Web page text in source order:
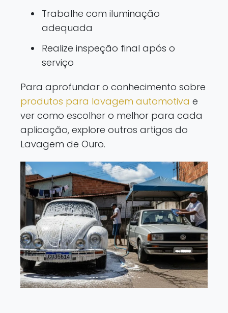
Trabalhe com iluminação
adequada
Realize inspeção final após o
serviço
Para aprofundar o conhecimento sobre
produtos para lavagem automotiva e
ver como escolher o melhor para cada
aplicação, explore outros artigos do
Lavagem de Ouro.